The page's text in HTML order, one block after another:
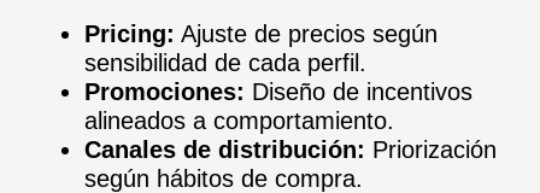
Pricing: Ajuste de precios según
sensibilidad de cada perfil.
Promociones: Diseño de incentivos
alineados a comportamiento.
Canales de distribución: Priorización
según hábitos de compra.